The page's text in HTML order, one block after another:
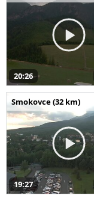
20:26
Smokovce (32 km)
19:27